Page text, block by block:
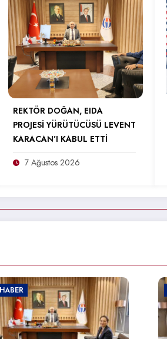
REKTÖR DOĞAN, EIDA
PROJESİ YÜRÜTÜCÜSÜ LEVENT
KARACAN’I KABUL ETTİ
7 Ağustos 2026
GAÜN HABER